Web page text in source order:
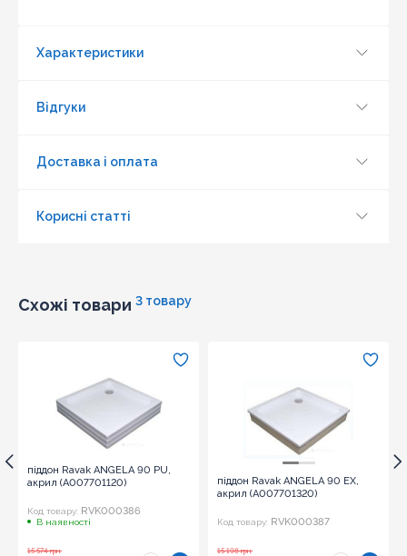
Характеристики
Відгуки
Доставка і оплата
Корисні статті
Схожі товари 3 товару
піддон Ravak ANGELA 90 PU,
акрил (A007701120)
Код товару: RVK000386
В наявності
15 574 грн.
піддон Ravak ANGELA 90 ЕХ,
акрил (A007701320)
Код товару: RVK000387
15 198 грн.